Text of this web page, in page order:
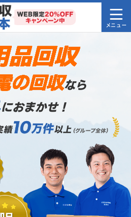
品回収
の回収なら
におまかせ！